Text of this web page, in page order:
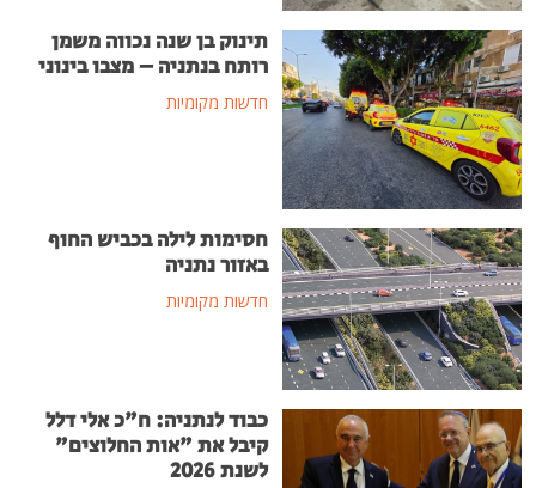
תינוק בן שנה נכווה משמן
רותח בנתניה – מצבו בינוני
חדשות מקומיות
חסימות לילה בכביש החוף
באזור נתניה
חדשות מקומיות
כבוד לנתניה: ח"כ אלי דלל
קיבל את "אות החלוצים"
לשנת 2026